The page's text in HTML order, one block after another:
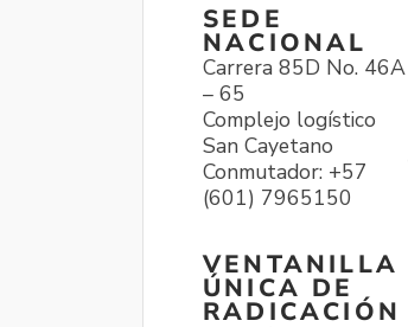
SEDE
NACIONAL
Carrera 85D No. 46A
– 65
Complejo logístico
San Cayetano
Conmutador: +57
(601) 7965150
VENTANILLA
ÚNICA DE
RADICACIÓN